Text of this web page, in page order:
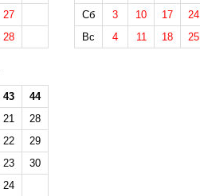
27
28
Сб
3 10 17
24
Вс
4 11 18 25
43
44
21
28
22
29
23
30
24